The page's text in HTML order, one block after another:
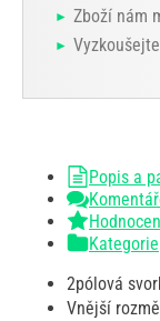
Zboží nám
Popis a
Kategorie
2pólová
Vnější